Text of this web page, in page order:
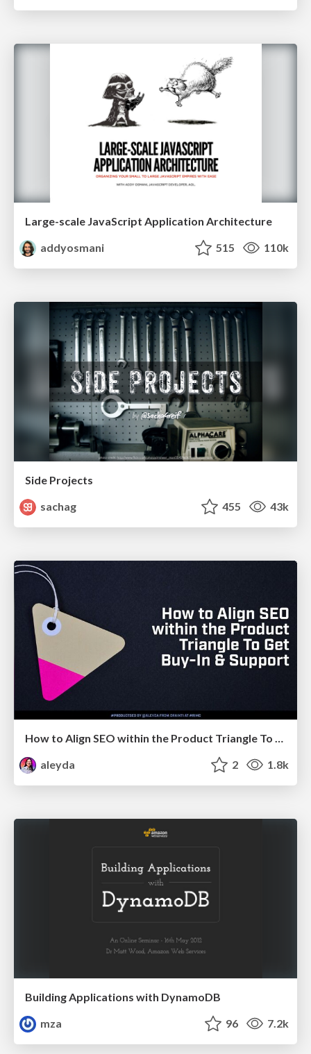
Large-scale JavaScript Application Architecture
addyosmani
515 110k
Side Projects
sachag
455 43k
How to Align SEO within the Product Triangle To Get Buy-In & Support - #RIMC
aleyda
2 1.8k
Building Applications with DynamoDB
mza
96 7.2k